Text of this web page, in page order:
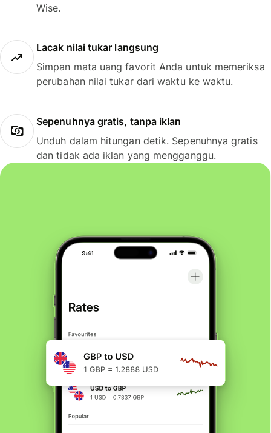
Wise.
Lacak nilai tukar langsung
Simpan mata uang favorit Anda untuk memeriksa
perubahan nilai tukar dari waktu ke waktu.
Sepenuhnya gratis, tanpa iklan
Unduh dalam hitungan detik. Sepenuhnya gratis
dan tidak ada iklan yang mengganggu.